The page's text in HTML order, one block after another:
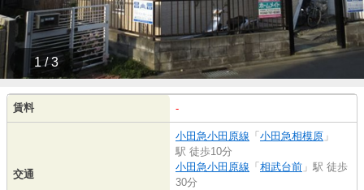
1 / 3
賃料 -
交通
小田急小田原線 「小田急相模原 」
駅 徒歩10分
小田急小田原線 「相武台前 」駅 徒歩
30分